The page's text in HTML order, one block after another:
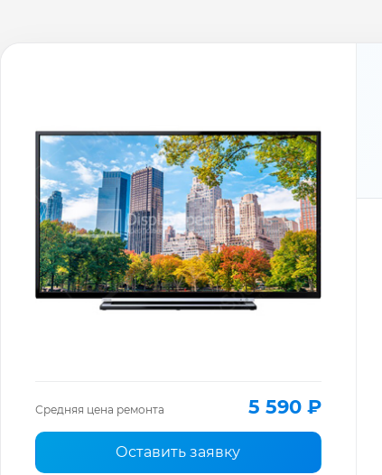
Средняя цена ремонта 5 590 ₽
Оставить заявку